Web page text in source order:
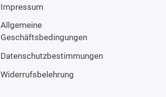
Impressum
Allgemeine
Geschäftsbedingungen
Datenschutzbestimmungen
Widerrufsbelehrung